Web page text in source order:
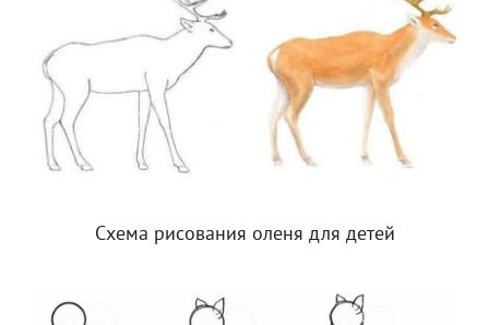
Схема рисования оленя для детей